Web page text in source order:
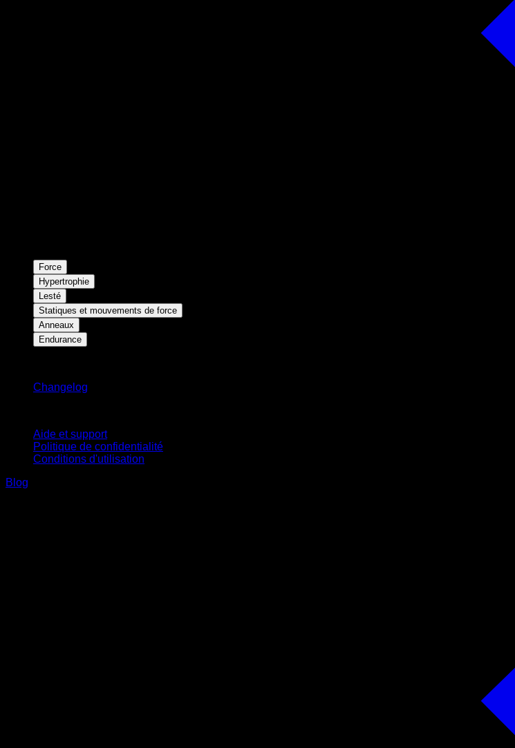
Force
Hypertrophie
Lesté
Statiques et mouvements de force
Anneaux
Endurance
Changelog
Aide et support
Politique de confidentialité
Conditions d'utilisation
Blog